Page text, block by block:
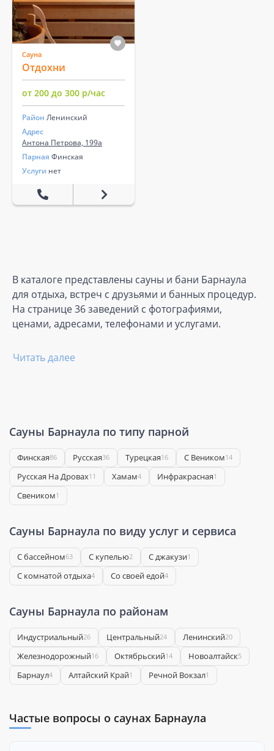
Сауна
Отдохни
от 200 до 300 р/час
Район Ленинский
Адрес
Антона Петрова, 199а
Парная Финская
Услуги нет
В каталоге представлены сауны и бани Барнаула
для отдыха, встреч с друзьями и банных процедур.
На странице 36 заведений с фотографиями,
ценами, адресами, телефонами и услугами.
Читать далее
Сауны Барнаула по типу парной
Финская86 Русская36 Турецкая16 С Веником14
Русская На Дровах11 Хамам4 Инфракрасная1
Свеником1
Сауны Барнаула по виду услуг и сервиса
С бассейном63 С купелью2 С джакузи1
С комнатой отдыха4 Со своей едой4
Сауны Барнаула по районам
Индустриальный26 Центральный24 Ленинский20
Железнодорожный16 Октябрьский14 Новоалтайск5
Барнаул4 Алтайский Край1 Речной Вокзал1
Частые вопросы о саунах Барнаула